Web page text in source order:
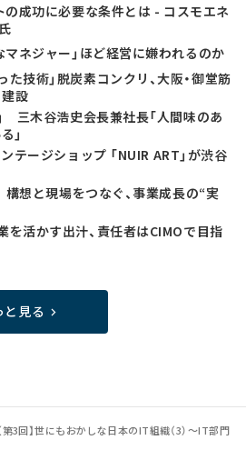
の成功に必要な条件とは - コスモエネ
マネジャー」ほど経営に嫌われるのか
た技術」脱炭素コンクリ、大阪・御堂筋
設
三木谷浩史会長兼社長「人間味のあ
」
テージショップ 「NUIR ART」が渋谷
想と現場をつなぐ、事業成長の“実
を活かす出汁、責任者はCIMOで目指
と見る
第3回】世にもおかしな日本のIT組織（3）～IT部門